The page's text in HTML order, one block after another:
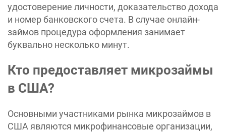
удостоверение личности, доказательство дохода
и номер банковского счета. В случае онлайн-
займов процедура оформления занимает
буквально несколько минут.
Кто предоставляет микрозаймы
в США?
Основными участниками рынка микрозаймов в
США являются микрофинансовые организации,